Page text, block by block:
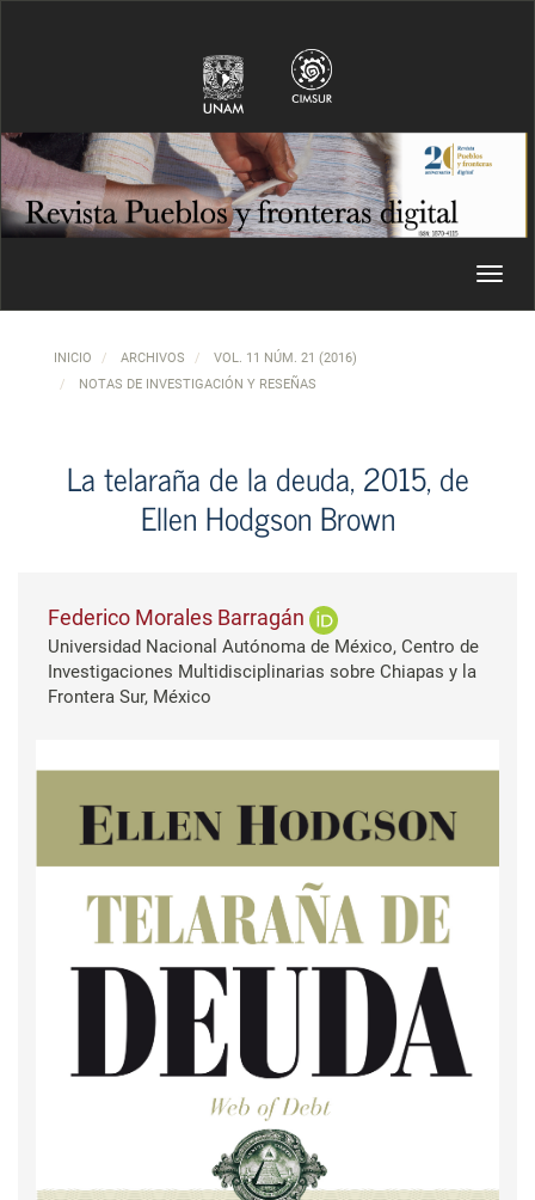
INICIO ARCHIVOS
VOL. 11 NÚM. 21 (2016)
NOTAS DE INVESTIGACIÓN Y RESEÑAS
La telaraña de la deuda, 2015, de
Ellen Hodgson Brown
Federico Morales Barragán
Universidad Nacional Autónoma de México, Centro de
Investigaciones Multidisciplinarias sobre Chiapas y la
Frontera Sur, México